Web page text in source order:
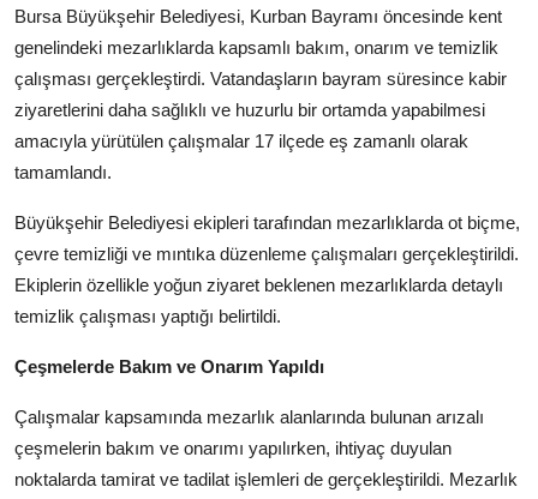
SON DAKİKA
Asayiş
Köşe Yazısı
Dernek
Galeri
Gastronomi
E-GAZETE
Bursa Büyükşehir Belediyesi, Kurban Bayramı öncesinde kent
genelindeki mezarlıklarda kapsamlı bakım, onarım ve temizlik
çalışması gerçekleştirdi. Vatandaşların bayram süresince kabir
ziyaretlerini daha sağlıklı ve huzurlu bir ortamda yapabilmesi
amacıyla yürütülen çalışmalar 17 ilçede eş zamanlı olarak
tamamlandı.
Büyükşehir Belediyesi ekipleri tarafından mezarlıklarda ot biçme,
çevre temizliği ve mıntıka düzenleme çalışmaları gerçekleştirildi.
Ekiplerin özellikle yoğun ziyaret beklenen mezarlıklarda detaylı
temizlik çalışması yaptığı belirtildi.
Çeşmelerde Bakım ve Onarım Yapıldı
Çalışmalar kapsamında mezarlık alanlarında bulunan arızalı
çeşmelerin bakım ve onarımı yapılırken, ihtiyaç duyulan
noktalarda tamirat ve tadilat işlemleri de gerçekleştirildi. Mezarlık